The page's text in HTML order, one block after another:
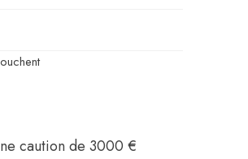
caution de 3000 €